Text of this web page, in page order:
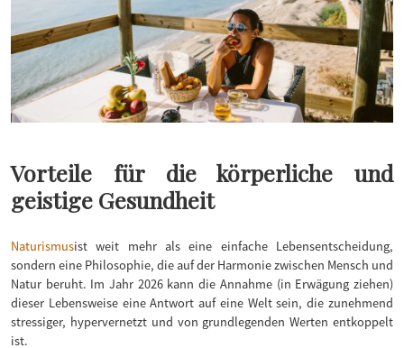
Vorteile für die körperliche und
geistige Gesundheit
Naturismusist weit mehr als eine einfache Lebensentscheidung,
sondern eine Philosophie, die auf der Harmonie zwischen Mensch und
Natur beruht. Im Jahr 2026 kann die Annahme (in Erwägung ziehen)
dieser Lebensweise eine Antwort auf eine Welt sein, die zunehmend
stressiger, hypervernetzt und von grundlegenden Werten entkoppelt
ist.